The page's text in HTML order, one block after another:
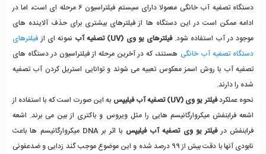
دستگاه تصفیه آب خانگی معمولا دارای سیستم فیلتراسیون 6 مرحله ای است، اما در
ادامه ممکن است در این دستگاه ها از فیلترهای بیشتری برای حذف آلاینده های
موجود در آب استفاده شود.فیلترهای یو وی (UV) تصفیه آب نمونه ای از فیلترهای
دستگاه تصفیه آب خانگی هستند، که در آخرین مرحله از فیلتراسیون در دستگاه های
تصفیه آب با روش اسمز معکوس تعبیه می شوند و توانایی استریل کردن آب تصفیه
شده را دارند.
نحوه عملکردفیلتر یو وی (UV) تصفیه آب فیلیپس
به این صورت است که با استفاده از
اشعه فرابنفش میکروارگانیسم هایی را مثل ویروس و باکتری از بین می برند. اشعه
فرابنفش درفیلتر یو وی تصفیه آب فیلیپس
با اثر بر DNA میکروارگانیسم ها باعث
نابودی آنها با دقت بیش از 99 درصد شده و این موضوع موجب گند زدایی و ضدعفونی